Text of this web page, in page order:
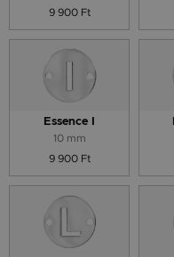
9 900 Ft
Essence I
10 mm
9 900 Ft